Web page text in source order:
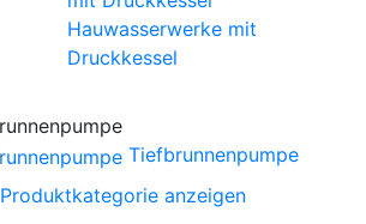
Hauwasserwerke mit
Druckkessel
Tiefbrunnenpumpe
Produktkategorie anzeigen